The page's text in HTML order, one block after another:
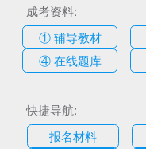
成考资料:
① 辅导教材
④ 在线题库
快捷导航:
报名材料